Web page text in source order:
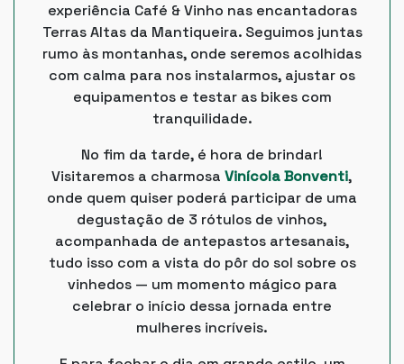
experiência Café & Vinho nas encantadoras
Terras Altas da Mantiqueira. Seguimos juntas
rumo às montanhas, onde seremos acolhidas
com calma para nos instalarmos, ajustar os
equipamentos e testar as bikes com
tranquilidade.
No fim da tarde, é hora de brindar!
Visitaremos a charmosa Vinícola Bonventi,
onde quem quiser poderá participar de uma
degustação de 3 rótulos de vinhos,
acompanhada de antepastos artesanais,
tudo isso com a vista do pôr do sol sobre os
vinhedos — um momento mágico para
celebrar o início dessa jornada entre
mulheres incríveis.